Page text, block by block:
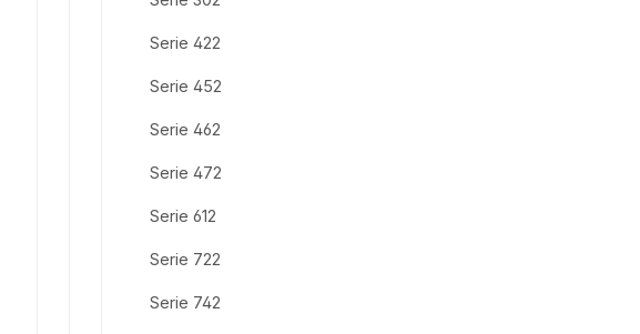
Serie 422
Serie 452
Serie 462
Serie 472
Serie 612
Serie 722
Serie 742